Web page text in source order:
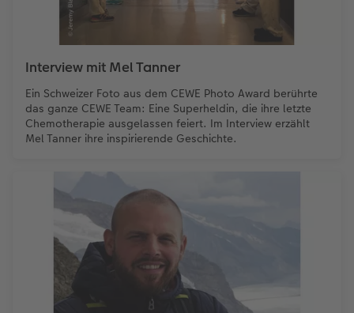
Interview mit Mel Tanner
Ein Schweizer Foto aus dem CEWE Photo Award berührte
das ganze CEWE Team: Eine Superheldin, die ihre letzte
Chemotherapie ausgelassen feiert. Im Interview erzählt
Mel Tanner ihre inspirierende Geschichte.